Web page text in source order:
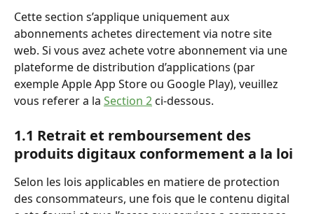
Cette section s’applique uniquement aux
abonnements achetes directement via notre site
web. Si vous avez achete votre abonnement via une
plateforme de distribution d’applications (par
exemple Apple App Store ou Google Play), veuillez
vous referer a la Section 2 ci-dessous.
1.1 Retrait et remboursement des
produits digitaux conformement a la loi
Selon les lois applicables en matiere de protection
des consommateurs, une fois que le contenu digital